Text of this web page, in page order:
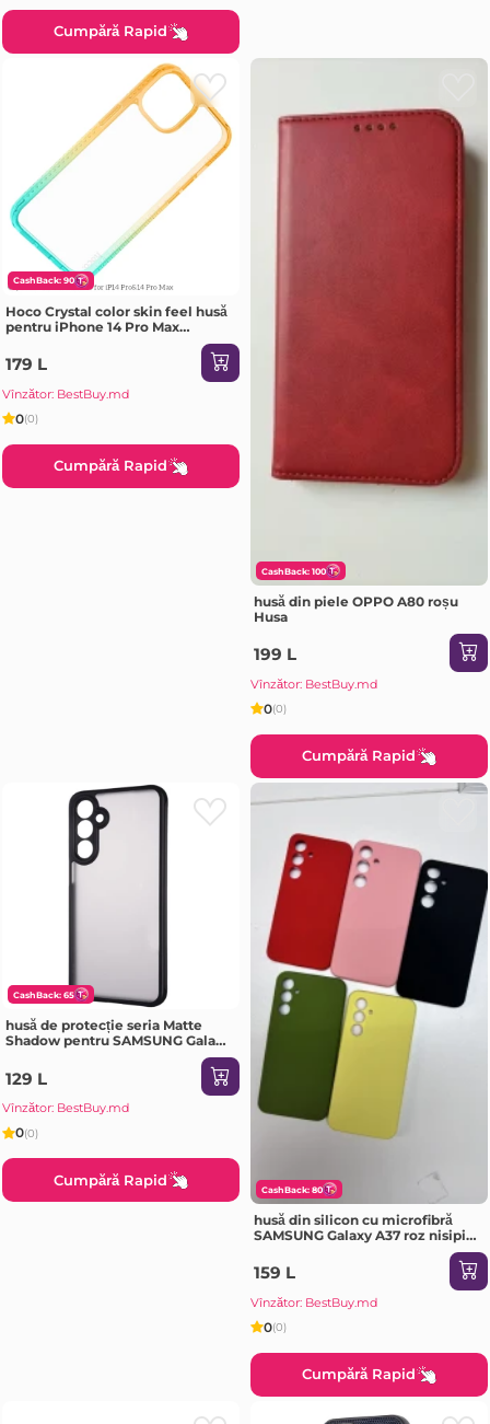
Cumpără Rapid
CashBack: 90
Hoco Crystal color skin feel husă
pentru iPhone 14 Pro Max
179 L
Vînzător: BestBuy.md
0(0)
Cumpără Rapid
CashBack: 100
husă din piele OPPO A80 roșu
Husa
199 L
Vînzător: BestBuy.md
0(0)
Cumpără Rapid
CashBack: 65
husă de protecție seria Matte
Shadow pentru SAMSUNG Galaxy
129 L
Vînzător: BestBuy.md
0(0)
Cumpără Rapid
CashBack: 80
husă din silicon cu microfibră
SAMSUNG Galaxy A37 roz nisipiu
159 L
Vînzător: BestBuy.md
0(0)
Cumpără Rapid